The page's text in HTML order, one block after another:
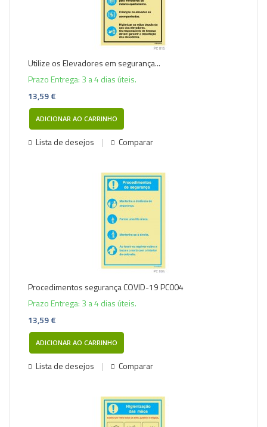
Utilize os Elevadores em segurança...
Prazo Entrega: 3 a 4 dias úteis.
13,59 €
ADICIONAR AO CARRINHO
Lista de desejos Comparar
Procedimentos segurança COVID-19 PC004
Prazo Entrega: 3 a 4 dias úteis.
13,59 €
ADICIONAR AO CARRINHO
Lista de desejos Comparar